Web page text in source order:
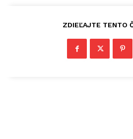
ZDIEĽAJTE TENTO